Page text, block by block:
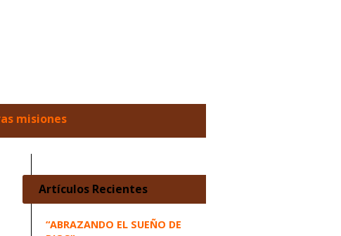
misiones
Artículos Recientes
“ABRAZANDO EL SUEÑO DE